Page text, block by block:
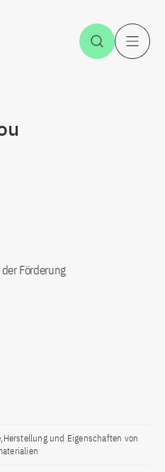
Suche
Förderung
und Eigenschaften von